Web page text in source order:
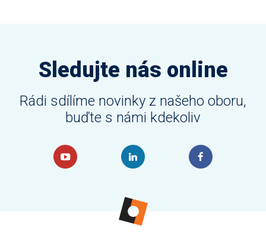
Sledujte nás online
Rádi sdílíme novinky z našeho oboru,
buďte s námi kdekoliv